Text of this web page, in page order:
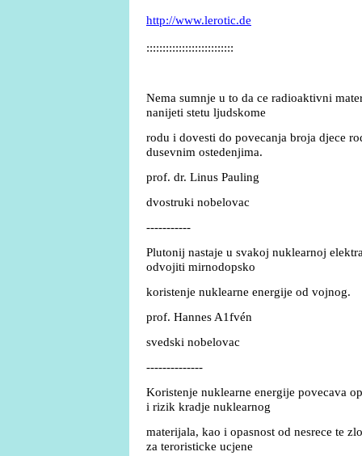
http://www.lerotic.de
:::::::::::::::::::::::::::
Nema sumnje u to da ce radioaktivni
nanijeti stetu ljudskome
rodu i dovesti do povecanja broja djece
dusevnim ostedenjima.
prof. dr. Linus Pauling
dvostruki nobelovac
-----------
Plutonij nastaje u svakoj nuklearnoj
odvojiti mirnodopsko
koristenje nuklearne energije od vojnog.
prof. Hannes A1fvén
svedski nobelovac
--------------
Koristenje nuklearne energije povecava
i rizik kradje nuklearnog
materijala, kao i opasnost od nesrece te
za teroristicke ucjene